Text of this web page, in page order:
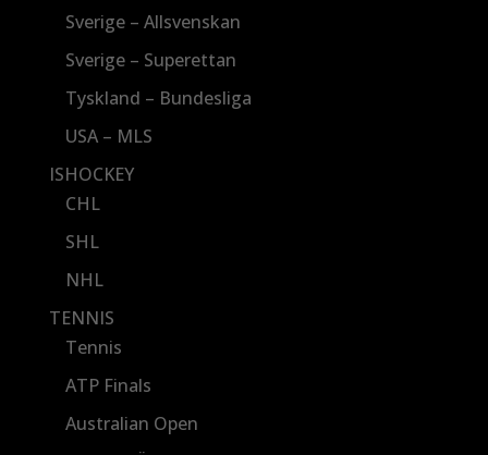
Sverige – Allsvenskan
Sverige – Superettan
Tyskland – Bundesliga
USA – MLS
ISHOCKEY
CHL
SHL
NHL
TENNIS
Tennis
ATP Finals
Australian Open